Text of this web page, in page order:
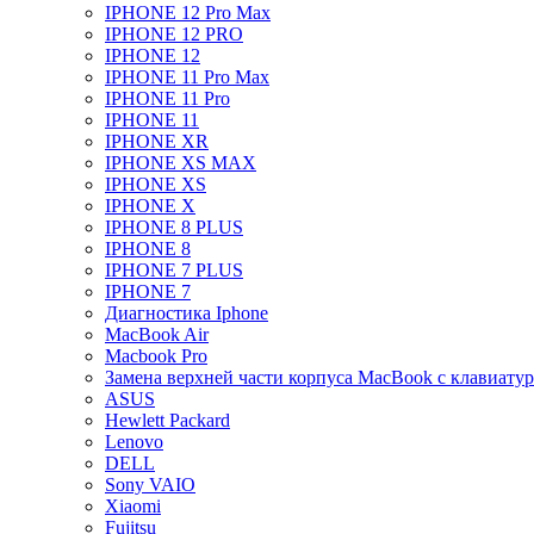
IPHONE 12 Pro Max
IPHONE 12 PRO
IPHONE 12
IPHONE 11 Pro Max
IPHONE 11 Pro
IPHONE 11
IPHONE XR
IPHONE XS MAX
IPHONE XS
IPHONE X
IPHONE 8 PLUS
IPHONE 8
IPHONE 7 PLUS
IPHONE 7
Диагностика Iphone
MacBook Air
Macbook Pro
Замена верхней части корпуса MacBook с
ASUS
Hewlett Packard
Lenovo
DELL
Sony VAIO
Xiaomi
Fujitsu